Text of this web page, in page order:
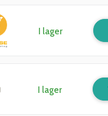
I lager
I lager